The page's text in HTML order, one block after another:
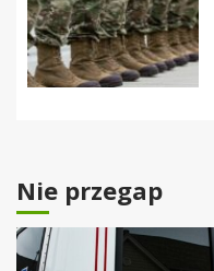
Nie przegap